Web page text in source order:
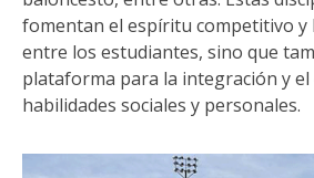
fomentan el espíritu competitivo y
entre los estudiantes, sino que
plataforma para la integración y
habilidades sociales y personales.